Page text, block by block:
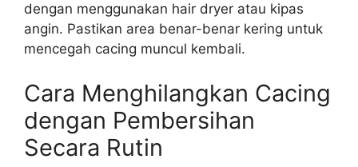
dengan menggunakan hair dryer atau kipas
angin. Pastikan area benar-benar kering untuk
mencegah cacing muncul kembali.
Cara Menghilangkan Cacing
dengan Pembersihan
Secara Rutin